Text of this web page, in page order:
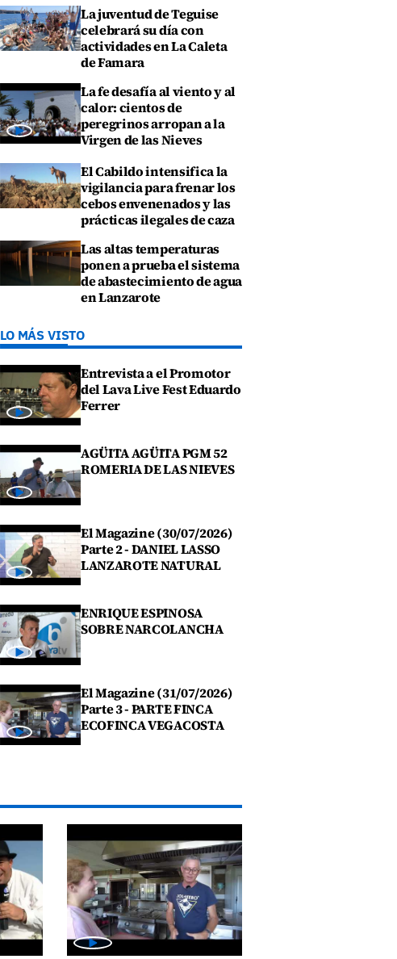
La juventud de Teguise
celebrará su día con
actividades en La Caleta
de Famara
La fe desafía al viento y al
calor: cientos de
peregrinos arropan a la
Virgen de las Nieves
El Cabildo intensifica la
vigilancia para frenar los
cebos envenenados y las
prácticas ilegales de caza
Las altas temperaturas
ponen a prueba el sistema
de abastecimiento de agua
en Lanzarote
LO MÁS VISTO
Entrevista a el Promotor
del Lava Live Fest Eduardo
Ferrer
AGÜITA AGÜITA PGM 52
ROMERIA DE LAS NIEVES
El Magazine (30/07/2026)
Parte 2 - DANIEL LASSO
LANZAROTE NATURAL
ENRIQUE ESPINOSA
SOBRE NARCOLANCHA
El Magazine (31/07/2026)
Parte 3 - PARTE FINCA
ECOFINCA VEGACOSTA